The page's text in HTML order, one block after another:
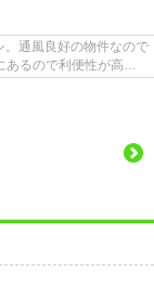
。通風良好の物件なので
あるので利便性が高い